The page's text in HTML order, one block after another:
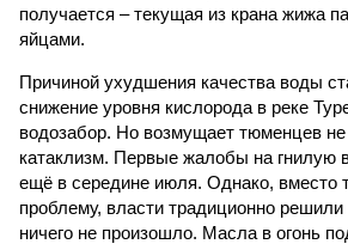
получается – текущая из крана жижа
яйцами.
Причиной ухудшения качества воды
снижение уровня кислорода в реке
водозабор. Но возмущает тюменцев
катаклизм. Первые жалобы на гнилую
ещё в середине июля. Однако, вместо
проблему, власти традиционно
ничего не произошло. Масла в огонь